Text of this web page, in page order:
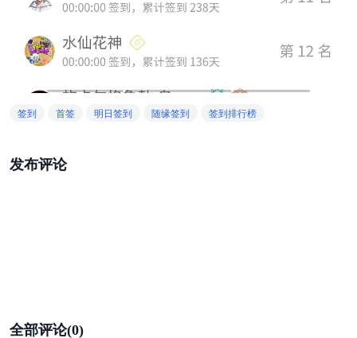
签到 首签 明日签到 随缘签到 签到排行榜
发布评论
全部评论(0)